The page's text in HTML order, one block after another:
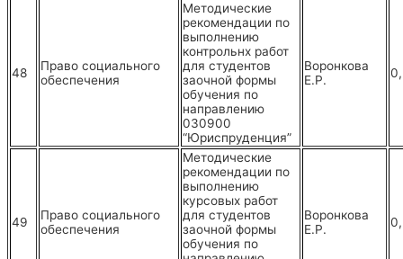
48
Право социального
обеспечения
Методические
рекомендации по
выполнению
контрольнх работ
для студентов
заочной формы
обучения по
направлению
030900
“Юриспруденция”
Воронкова
Е.Р.
49
Право социального
обеспечения
Методические
рекомендации по
выполнению
курсовых работ
для студентов
заочной формы
обучения по
Воронкова
Е.Р.